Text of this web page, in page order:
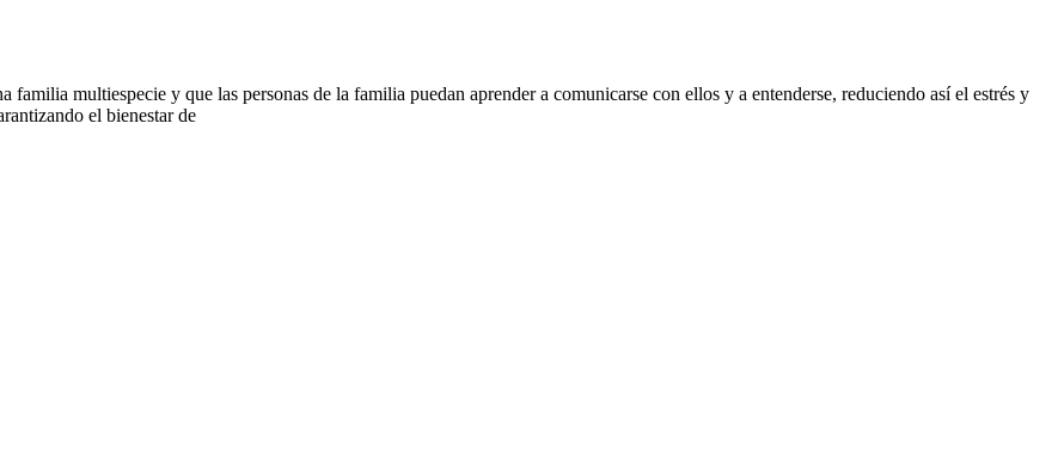
multiespecie y que las personas de la familia puedan aprender a comunicarse con ellos y a entenderse, reduciendo así el estrés y
el bienestar de